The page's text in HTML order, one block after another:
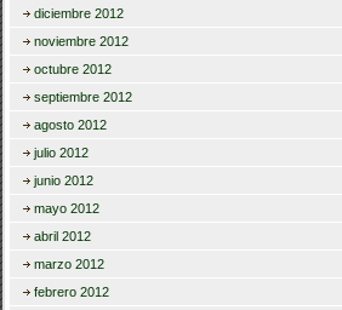
diciembre 2012
noviembre 2012
octubre 2012
septiembre 2012
agosto 2012
julio 2012
junio 2012
mayo 2012
abril 2012
marzo 2012
febrero 2012